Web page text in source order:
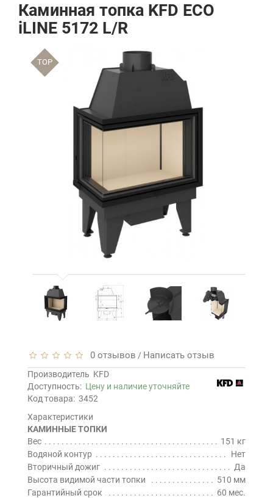
Каминная топка KFD ECO
iLINE 5172 L/R
TOP
0 отзывов / Написать отзыв
Производитель KFD
Доступность: Цену и наличие уточняйте
Код товара: 3452
Характеристики
КАМИННЫЕ ТОПКИ
Вес
151 кг
Водяной контур
Нет
Вторичный дожиг
Да
Высота видимой части топки
510 мм
Гарантийный срок
60 мес.